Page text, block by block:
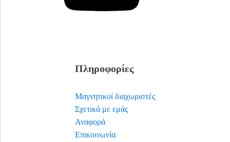
Πληροφορίες
Μαγνητικοί διαχωριστές
Σχετικά με εμάς
Αναφορά
Επικοινωνία